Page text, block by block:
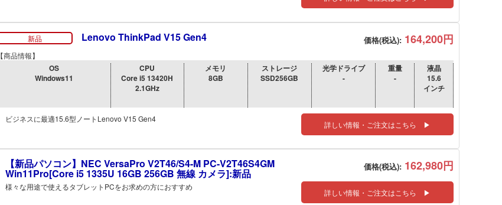
新品 Lenovo ThinkPad V15 Gen4 価格(税込): 164,200円
【商品情報】
OS
Windows11
CPU
Core i5 13420H
2.1GHz
メモリ
8GB
ストレージ
SSD256GB
光学ドライブ
-
重量
-
液晶
15.6
インチ
ビジネスに最適15.6型ノートLenovo V15 Gen4
詳しい情報・ご注文はこちら ▶
【新品パソコン】NEC VersaPro V2T46/S4-M PC-V2T46S4GM
Win11Pro[Core i5 1335U 16GB 256GB 無線 カメラ]:新品
価格(税込): 162,980円
様々な用途で使えるタブレットPCをお求めの方におすすめ
詳しい情報・ご注文はこちら ▶